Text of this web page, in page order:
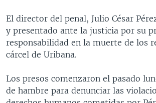
El director del penal, Julio César
y presentado ante la justicia por su
responsabilidad en la muerte de los
cárcel de Uribana.
Los presos comenzaron el pasado
de hambre para denunciar las